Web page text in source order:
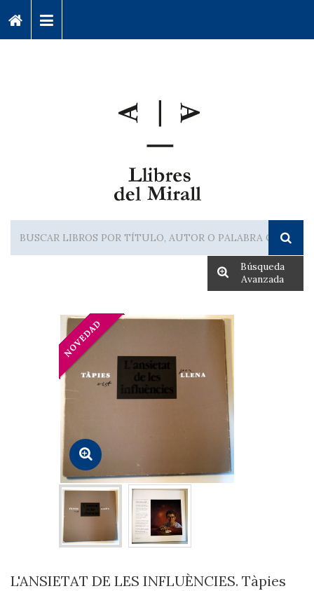
Búsqueda
Avanzada
L'ANSIETAT DE LES INFLUÈNCIES. Tàpies